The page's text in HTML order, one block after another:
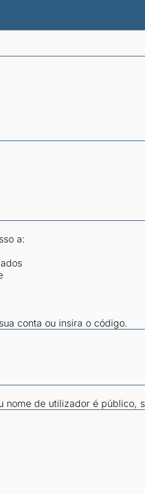
a:
conta ou insira o código.
de utilizador é público,